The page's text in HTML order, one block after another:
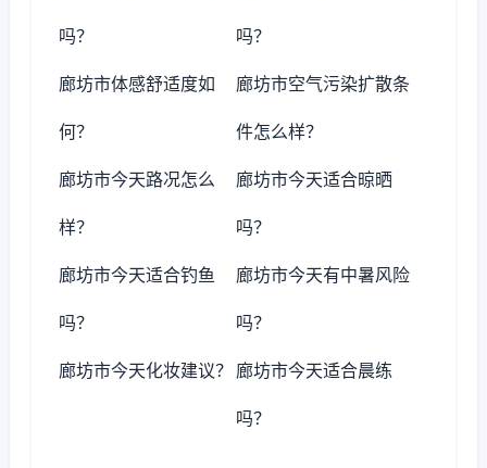
吗？ 吗？
廊坊市体感舒适度如
何？
廊坊市空气污染扩散条
件怎么样？
廊坊市今天路况怎么
样？
廊坊市今天适合晾晒
吗？
廊坊市今天适合钓鱼
吗？
廊坊市今天有中暑风险
吗？
廊坊市今天化妆建议？ 廊坊市今天适合晨练
吗？